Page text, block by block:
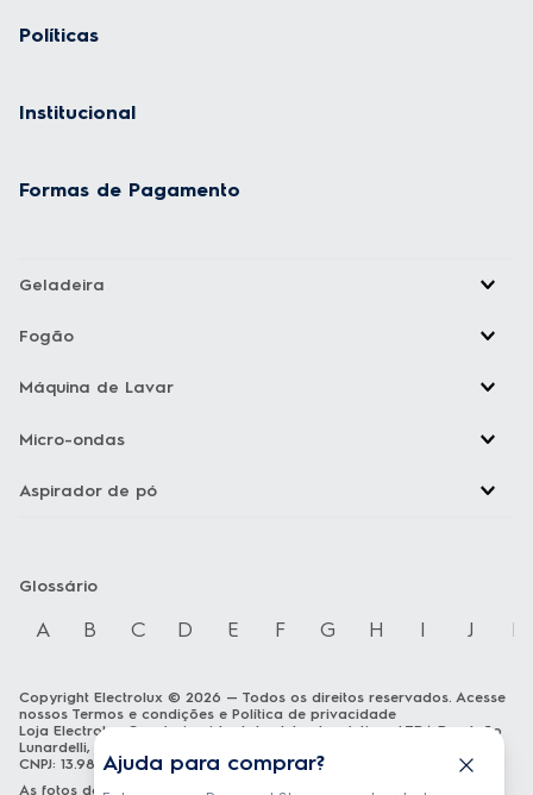
Ajuda para comprar?
Políticas
Institucional
Formas de Pagamento
Geladeira
Fogão
Máquina de Lavar
Micro-ondas
Aspirador de pó
Glossário
A B C D E F G H I J K
Copyright Electrolux © 2026 — Todos os direitos reservados. Acesse
nossos Termos e condições e Política de privacidade
Loja Electrolux Comércio virtual de eletrodomésticos LTDA Rua João
Lunardelli, 2205 - Cidade Industrial - Curitiba - PR - CEP: 81460-100
CNPJ: 13.986.197/0001-21
As fotos dos produtos são meramente ilustrativas. A venda dos